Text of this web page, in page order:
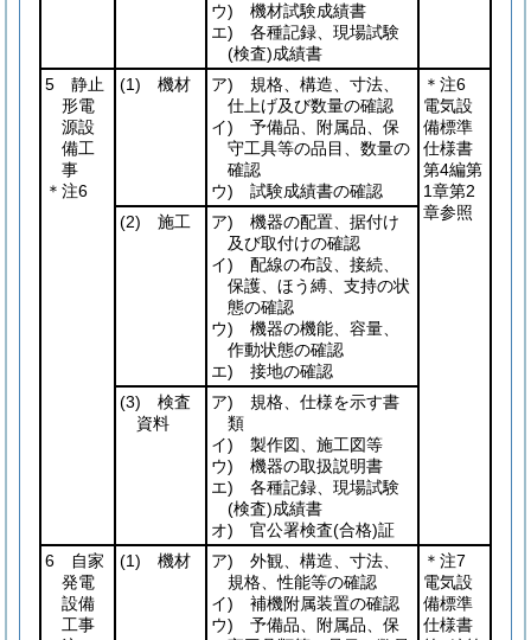
ウ) 機材試験成績書
エ) 各種記録、現場試験
(検査)成績書
5 静止
形電
源設
備工
事
＊注6
(1) 機材
ア) 規格、構造、寸法、
仕上げ及び数量の確認
イ) 予備品、附属品、保
守工具等の品目、数量の
確認
ウ) 試験成績書の確認
＊注6
電気設
備標準
仕様書
第4編第
1章第2
章参照
(2) 施工
ア) 機器の配置、据付け
及び取付けの確認
イ) 配線の布設、接続、
保護、ほう縛、支持の状
態の確認
ウ) 機器の機能、容量、
作動状態の確認
エ) 接地の確認
(3) 検査
資料
ア) 規格、仕様を示す書
類
イ) 製作図、施工図等
ウ) 機器の取扱説明書
エ) 各種記録、現場試験
(検査)成績書
オ) 官公署検査(合格)証
6 自家
発電
設備
工事
(1) 機材
ア) 外観、構造、寸法、
規格、性能等の確認
イ) 補機附属装置の確認
ウ) 予備品、附属品、保
＊注7
電気設
備標準
仕様書